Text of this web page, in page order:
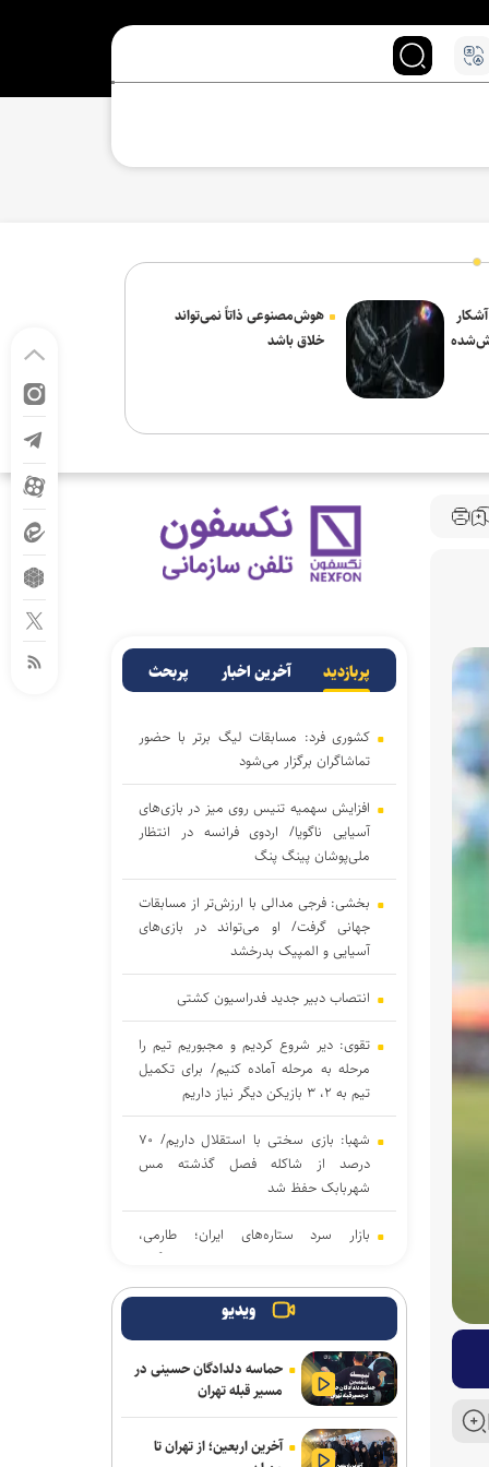
هوش‌مصنوعی ذاتاً نمی‌تواند
خلاق باشد
پربازدید آخرین اخبار پربحث
کشوری فرد: مسابقات لیگ برتر با حضور
تماشاگران برگزار می‌شود
افزایش سهمیه تنیس روی میز در بازی‌های
آسیایی ناگویا/ اردوی فرانسه در انتظار
ملی‌پوشان پینگ پنگ
بخشی: فرجی مدالی با ارزش‌تر از مسابقات
جهانی گرفت/ او می‌تواند در بازی‌های
آسیایی و المپیک بدرخشد
انتصاب دبیر جدید فدراسیون کشتی
تقوی: دیر شروع کردیم و مجبوریم تیم را
مرحله به مرحله آماده کنیم/ برای تکمیل
تیم به ۲، ۳ بازیکن دیگر نیاز داریم
شهبا: بازی سختی با استقلال داریم/ ۷۰
درصد از شاکله فصل گذشته مس
شهربابک حفظ شد
بازار سرد ستاره‌های ایران؛ طارمی،
جهانبخش و رضاییان بدون پیشنهاد بزرگ
دنیامالی به دعوت رسمی وزیر ورزش
جدایی قطعی رضاییان از استقلال + عکس
آراسته و کومار به نساجی پیوستند
ویدیو
حماسه دلدادگان حسینی در
مسیر قبله تهران
آخرین اربعین؛ از تهران تا